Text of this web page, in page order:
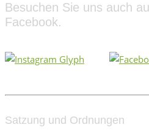
Besuchen Sie uns auch
Facebook.
Satzung und Ordnungen